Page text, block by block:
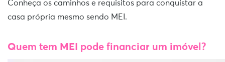
Conheça os caminhos e requisitos para conquistar a
casa própria mesmo sendo MEI.
Quem tem MEI pode financiar um imóvel?